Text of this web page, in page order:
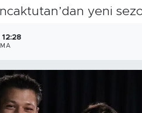
yeni